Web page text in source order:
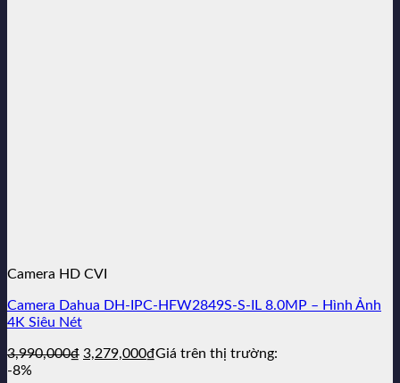
Camera HD CVI
Camera Dahua DH-IPC-HFW2849S-S-IL 8.0MP – Hình Ảnh
4K Siêu Nét
3,990,000₫ Giá
3,279,000₫Giá
Giá trên thị trường:
-8%